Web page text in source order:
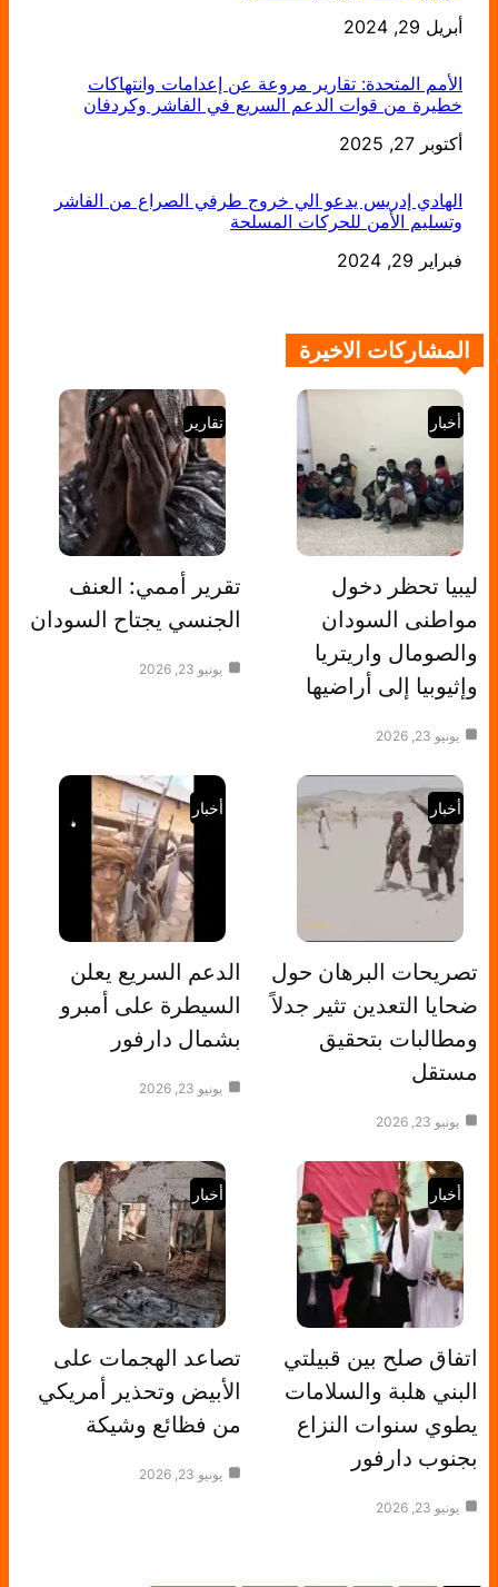
التاريخ
أبريل 29, 2024
الأمم المتحدة: تقارير مروعة عن إعدامات وانتهاكات
خطيرة من قوات الدعم السريع في الفاشر وكردفان
التاريخ
أكتوبر 27, 2025
الهادي إدريس يدعو الي خروج طرفي الصراع من الفاشر
وتسليم الأمن للحركات المسلحة
التاريخ
فبراير 29, 2024
المشاركات الاخيرة
أخبار
ليبيا تحظر دخول
مواطنى السودان
والصومال واريتريا
وإثيوبيا إلى أراضيها
يونيو 23, 2026
تقارير
تقرير أممي: العنف
الجنسي يجتاح السودان
يونيو 23, 2026
أخبار
تصريحات البرهان حول
ضحايا التعدين تثير جدلاً
ومطالبات بتحقيق
مستقل
يونيو 23, 2026
أخبار
الدعم السريع يعلن
السيطرة على أمبرو
بشمال دارفور
يونيو 23, 2026
أخبار
اتفاق صلح بين قبيلتي
البني هلبة والسلامات
يطوي سنوات النزاع
بجنوب دارفور
يونيو 23, 2026
أخبار
تصاعد الهجمات على
الأبيض وتحذير أمريكي
من فظائع وشيكة
يونيو 23, 2026